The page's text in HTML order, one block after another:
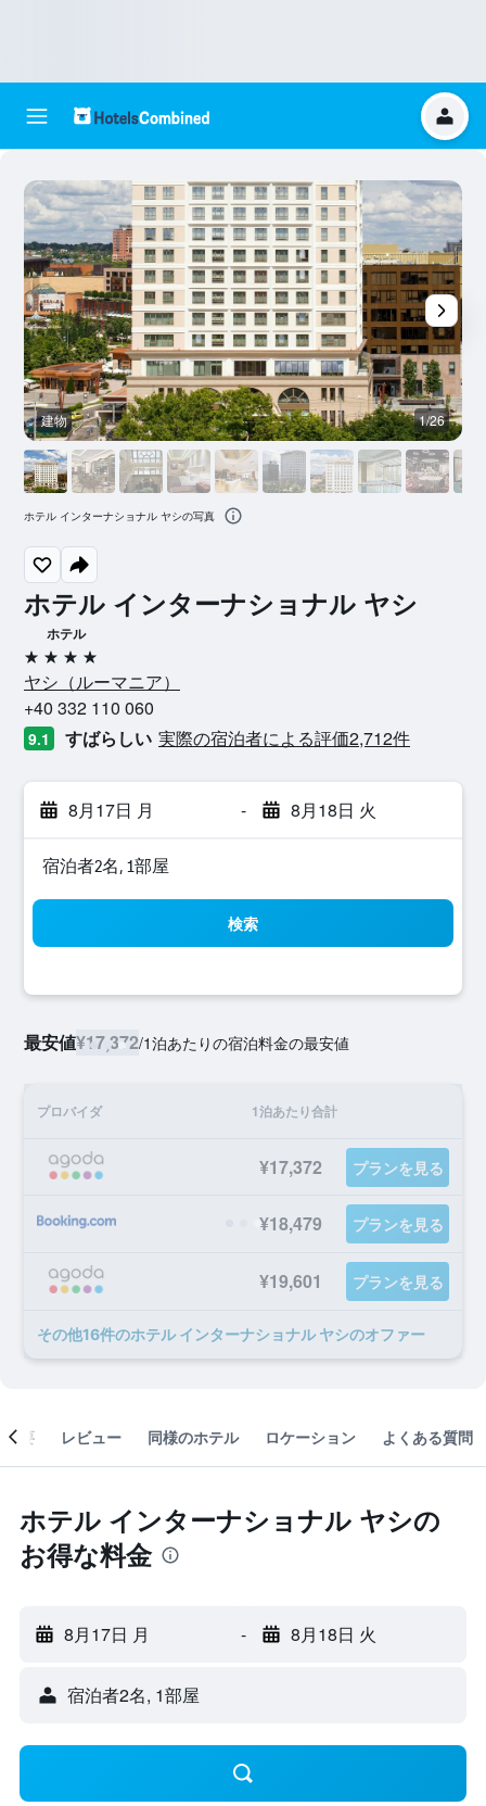
ホテル インターナショナル ヤシ
ホテル
4つ星
ヤシ​（ルーマニア​）​
+40 332 110 060
9.1 すばらしい 実際の宿泊者による評価2,712​件
8月17日 月 - 8月18日 火
宿泊者2名, 1​部屋
検索
最安値¥17,372/1泊あたりの宿泊料金の最安値
プロバイダ 1泊あたり合計
¥17,372 プランを見る
¥18,479 プランを見る
¥19,601 プランを見る
​その他16​件のホテル インターナショナル ヤシのオファー
建物 1/26
ホテル インターナショナル ヤシの写真
概要 レビュー 同様のホテル ロケーション よくある質問
ホテル インターナショナル ヤシの
お得な料金
8月17日 月 - 8月18日 火
宿泊者2名, 1​部屋